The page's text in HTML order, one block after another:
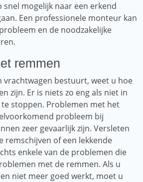
snel mogelijk naar een erkend
Een professionele monteur kan
en de noodzakelijke
remmen
vrachtwagen bestuurt, weet u hoe
zijn. Er is niets zo eng als niet in
stoppen. Problemen met het
probleem bij
zeer gevaarlijk zijn. Versleten
remschijven of een lekkende
enkele van de problemen die
met de remmen. Als u
niet meer goed werkt, moet u